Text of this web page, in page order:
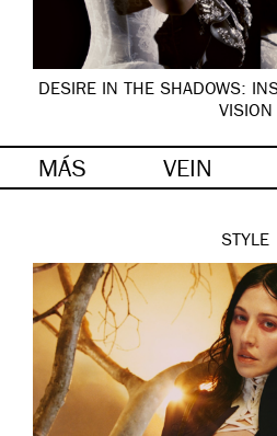
DESIRE IN THE SHADOWS:
VISION
MÁS VEIN
STYLE